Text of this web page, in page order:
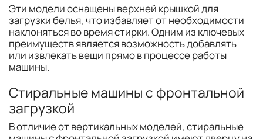
Эти модели оснащены верхней крышкой для
загрузки белья, что избавляет от необходимости
наклоняться во время стирки. Одним из ключевых
преимуществ является возможность добавлять
или извлекать вещи прямо в процессе работы
машины.
Стиральные машины с фронтальной
загрузкой
В отличие от вертикальных моделей, стиральные